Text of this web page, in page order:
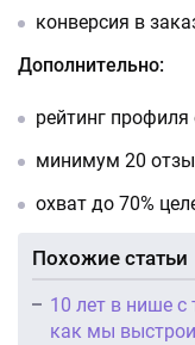
конверсия в
Дополнительно:
рейтинг профиля
минимум 20
охват до 70%
Похожие статьи
10 лет в нише
как мы